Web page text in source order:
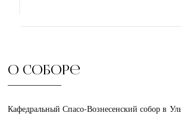
О соборе
Кафедральный Спасо-Вознесенский собор в